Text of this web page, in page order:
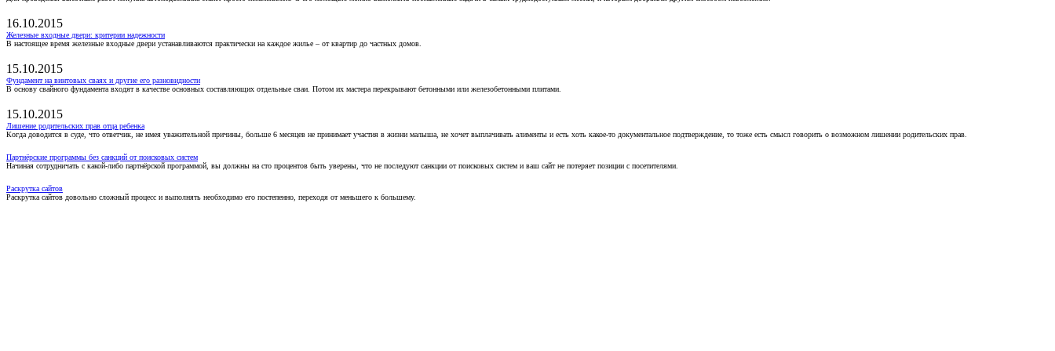
16.10.2015
Железные входные двери: критерии надежности
В настоящее время железные входные двери устанавливаются практически на каждое жилье – от квартир до частных домов.
15.10.2015
Фундамент на винтовых сваях и другие его разновидности
В основу свайного фундамента входят в качестве основных составляющих отдельные сваи. Потом их мастера перекрывают бетонными или железобетонными плитами.
15.10.2015
Лишение родительских прав отца ребенка
Когда доводится в суде, что ответчик, не имея уважительной причины, больше 6 месяцев не принимает участия в жизни малыша, не хочет выплачивать алименты и есть хоть какое-то документальное подтверждение, то тоже есть смысл говорить о возможном лишении родительских прав.
Партнёрские программы без санкций от поисковых систем
Начиная сотрудничать с какой-либо партнёрской программой, вы должны на сто процентов быть уверены, что не последуют санкции от поисковых систем и ваш сайт не потеряет позиции с посетителями.
Раскрутка сайтов
Раскрутка сайтов довольно сложный процесс и выполнять необходимо его постепенно, переходя от меньшего к большему.